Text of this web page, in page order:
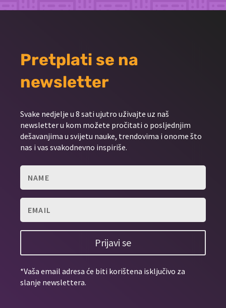
Pretplati se na
newsletter
Svake nedjelje u 8 sati ujutro uživajte uz naš
newsletter u kom možete pročitati o posljednjim
dešavanjima u svijetu nauke, trendovima i onome što
nas i vas svakodnevno inspiriše.
Prijavi se
*Vaša email adresa će biti korištena isključivo za
slanje newslettera.